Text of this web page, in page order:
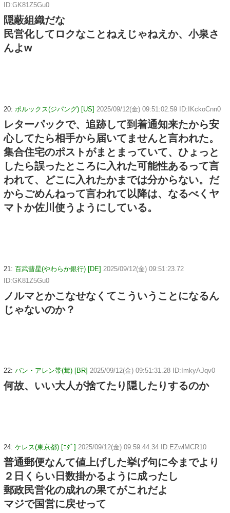
ID:GK81Z5Gu0
隠蔽組織だな
民営化してロクなことねえじゃねえか、小泉さ
んよw
20: ポルックス(ジパング) [US] 2025/09/12(金) 09:51:02.59 ID:IKckoCnn0
レターパックで、追跡して到着通知来たから安
心してたら相手から届いてませんと言われた。
集合住宅のポストがまとまっていて、ひょっと
したら誤ったところに入れた可能性あるって言
われて、どこに入れたかまでは分からない。だ
からごめんねって言われて以降は、なるべくヤ
マトか佐川使うようにしている。
21: 百武彗星(やわらか銀行) [DE] 2025/09/12(金) 09:51:23.72
ID:GK81Z5Gu0
ノルマとかこなせなくてこういうことになるん
じゃないのか？
22: バン・アレン帯(茸) [BR] 2025/09/12(金) 09:51:31.28 ID:ImkyAJqv0
何故、いい大人が捨てたり隠したりするのか
24: ケレス(東京都) [ﾆﾀﾞ] 2025/09/12(金) 09:59:44.34 ID:EZwlMCR10
普通郵便なんて値上げした挙げ句に今までより
２日くらい日数掛かるように成ったし
郵政民営化の成れの果てがこれだよ
マジで国営に戻せって